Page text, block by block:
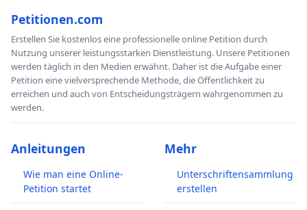
Petitionen.com
Erstellen Sie kostenlos eine professionelle online Petition durch
Nutzung unserer leistungsstarken Dienstleistung. Unsere Petitionen
werden täglich in den Medien erwähnt. Daher ist die Aufgabe einer
Petition eine vielversprechende Methode, die Öffentlichkeit zu
erreichen und auch von Entscheidungsträgern wahrgenommen zu
werden.
Anleitungen
Wie man eine Online-
Petition startet
Mehr
Unterschriftensammlung
erstellen